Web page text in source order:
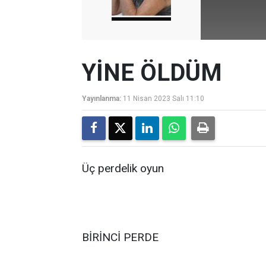
YİNE ÖLDÜM
Yayınlanma: 11 Nisan 2023 Salı 11:10
Üç perdelik oyun
BİRİNCİ PERDE